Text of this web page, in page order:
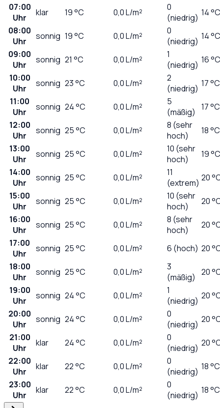
07:00
Uhr
klar 19°C 0,0L/m²
0
(niedrig) 14 °C
08:00
Uhr
sonnig 19°C 0,0L/m²
0
(niedrig) 14 °C
09:00
Uhr
sonnig 21 °C 0,0L/m²
1
(niedrig) 16 °C
10:00
Uhr
sonnig 23°C 0,0L/m²
2
(niedrig) 17 °C
11:00
Uhr
sonnig 24°C 0,0L/m²
5
(mäßig)
17 °C
12:00
Uhr
sonnig 25°C 0,0L/m²
8 (sehr
hoch)
18 °C
13:00
Uhr
sonnig 25°C 0,0L/m²
10 (sehr
hoch)
19 °C
14:00
Uhr
sonnig 25°C 0,0L/m²
11
(extrem) 20
15:00
Uhr
sonnig 25°C 0,0L/m²
10 (sehr
hoch)
20
16:00
Uhr
sonnig 25°C 0,0L/m²
8 (sehr
hoch)
20
17:00
Uhr
sonnig 25°C 0,0L/m² 6 (hoch) 20
18:00
Uhr
sonnig 25°C 0,0L/m²
3
(mäßig)
20
19:00
Uhr
sonnig 24°C 0,0L/m²
1
(niedrig) 20
20:00
Uhr
sonnig 24°C 0,0L/m²
0
(niedrig) 20
21:00
Uhr
klar 24°C 0,0L/m²
0
(niedrig) 20
22:00
Uhr
klar 22°C 0,0L/m²
0
(niedrig) 18 °C
23:00
Uhr
klar 22°C 0,0L/m²
0
(niedrig) 18 °C